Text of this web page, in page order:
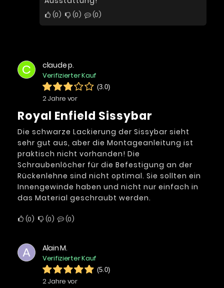
0 0 0
C claude p.
Verifizierter Kauf
(3.0)
2 Jahre vor
Royal Enfield Sissybar
Die schwarze Lackierung der Sissybar sieht
sehr gut aus, aber die Montageanleitung ist
praktisch nicht vorhanden! Die
Schraubenlöcher für die Befestigung an der
Rückenlehne sind nicht optimal. Sie sollten ein
Innengewinde haben und nicht nur einfach in
das Material geschraubt werden.
0 0 0
A Alain M.
Verifizierter Kauf
(5.0)
2 Jahre vor